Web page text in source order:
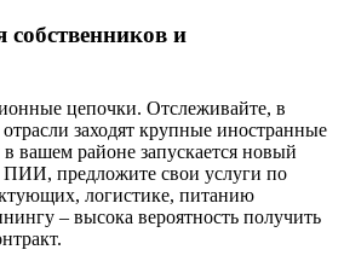
и
цепочки. Отслеживайте, в
заходят крупные иностранные
вашем районе запускается новый
ПИИ, предложите свои услуги по
логистике, питанию
– высока вероятность получить